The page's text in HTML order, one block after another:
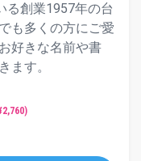
る創業1957年の台
も多くの方にご愛
好きな名前や書
ます。
2,760)